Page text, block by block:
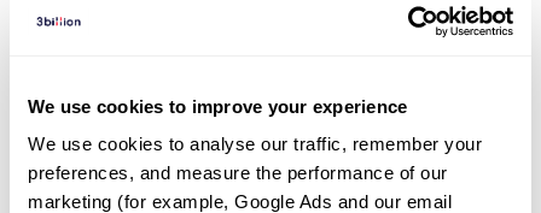
We use cookies to improve your experience
We use cookies to analyse our traffic, remember your
preferences, and measure the performance of our
marketing (for example, Google Ads and our email
임상유전학팀과 소통
궁금한 점을 임상유전학팀과 직접 논의 할 수 있습니다.